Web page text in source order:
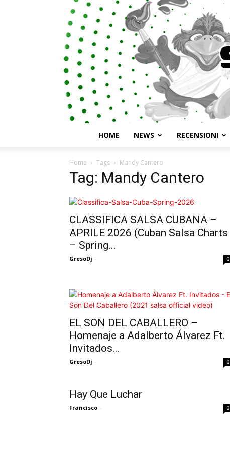
HOME NEWS RECENSIONI
Home Tags Mandy Cantero
Tag: Mandy Cantero
CLASSIFICA SALSA CUBANA –
APRILE 2026 (Cuban Salsa Charts
– Spring...
GresoDj - 0
EL SON DEL CABALLERO –
Homenaje a Adalberto Álvarez Ft.
Invitados...
GresoDj - 0
Hay Que Luchar
Francisco - 0